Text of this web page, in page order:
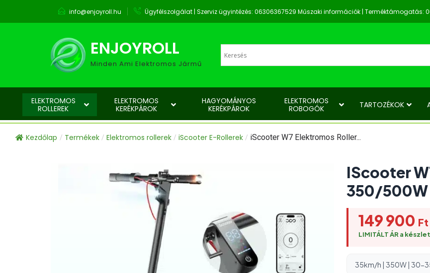
info@enjoyroll.hu Ügyfélszolgálat | Szerviz ügyintézés: 06306367529 Műszaki információk | Terméktámogatás:
ENJOYROLL
Minden Ami Elektromos Jármű
ELEKTROMOS
ROLLEREK
ELEKTROMOS
KERÉKPÁROK
HAGYOMÁNYOS
KERÉKPÁROK
ELEKTROMOS
ROBOGÓK
TARTOZÉKOK
Kezdőlap / Termékek / Elektromos rollerek / iScooter E-Rollerek / iScooter W7 Elektromos Roller...
IScooter
350/500W
149 900 Ft
LIMITÁLT ÁR a
35km/h | 350W | 30-